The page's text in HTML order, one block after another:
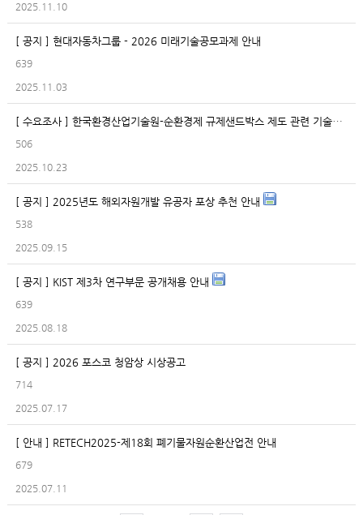
2025.11.10
[ 공지 ] 현대자동차그룹 - 2026 미래기술공모과제 안내
639
2025.11.03
[ 수요조사 ] 한국환경산업기술원-순환경제 규제샌드박스 제도 관련 기술수요조사
506
2025.10.23
[ 공지 ] 2025년도 해외자원개발 유공자 포상 추천 안내
538
2025.09.15
[ 공지 ] KIST 제3차 연구부문 공개채용 안내
639
2025.08.18
[ 공지 ] 2026 포스코 청암상 시상공고
714
2025.07.17
[ 안내 ] RETECH2025-제18회 폐기물자원순환산업전 안내
679
2025.07.11